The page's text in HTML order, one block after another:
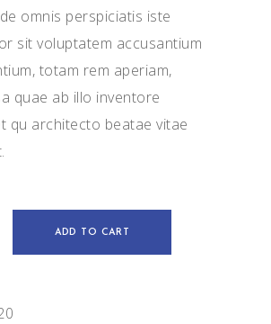
omnis perspiciatis iste
sit voluptatem accusantium
totam rem aperiam,
quae ab illo inventore
qu architecto beatae vitae
ADD TO CART